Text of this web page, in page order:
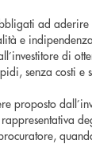
ad aderire
e
di
senza costi e
proposto